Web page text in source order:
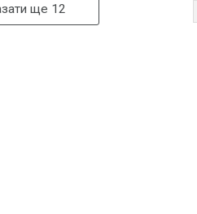
ще 12